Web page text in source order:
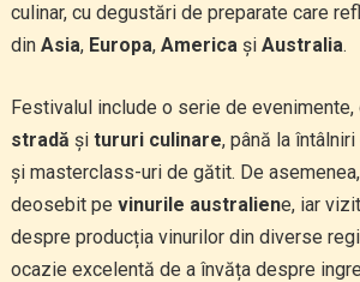
culinar, cu degustări de preparate care
din Asia, Europa, Americași Australia.
Festivalul include o serie de evenimente,
stradă și tururi culinare, până la
și masterclass-uri de gătit. De
deosebit pe vinurile australiene, iar
despre producția vinurilor din diverse
ocazie excelentă de a învăța despre